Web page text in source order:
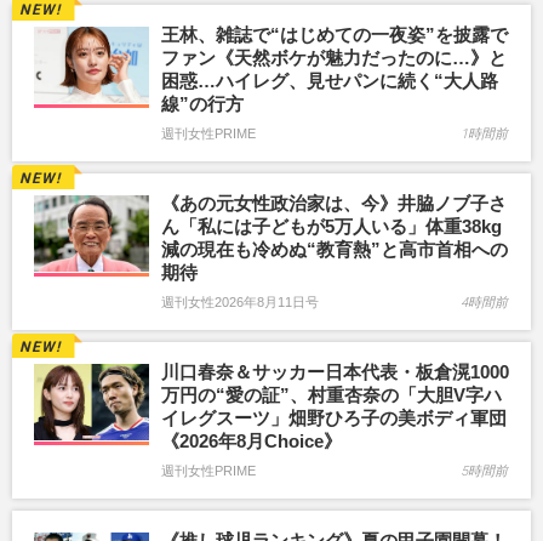
王林、雑誌で“はじめての一夜姿”を披露で
ファン《天然ボケが魅力だったのに…》と
困惑…ハイレグ、見せパンに続く“大人路
線”の行方
週刊女性PRIME 1時間前
《あの元女性政治家は、今》井脇ノブ子さ
ん「私には子どもが5万人いる」体重38kg
減の現在も冷めぬ“教育熱”と高市首相への
期待
週刊女性2026年8月11日号 4時間前
川口春奈＆サッカー日本代表・板倉滉1000
万円の“愛の証”、村重杏奈の「大胆V字ハ
イレグスーツ」畑野ひろ子の美ボディ軍団
《2026年8月Choice》
週刊女性PRIME 5時間前